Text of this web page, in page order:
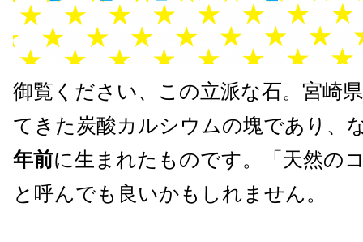
御覧ください、この立派な石。宮崎
てきた炭酸カルシウムの塊であり、
年前に生まれたものです。「天然の
と呼んでも良いかもしれません。